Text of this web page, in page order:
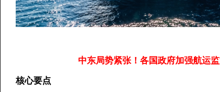
中东局势紧张！各国政府加强航运
核心要点